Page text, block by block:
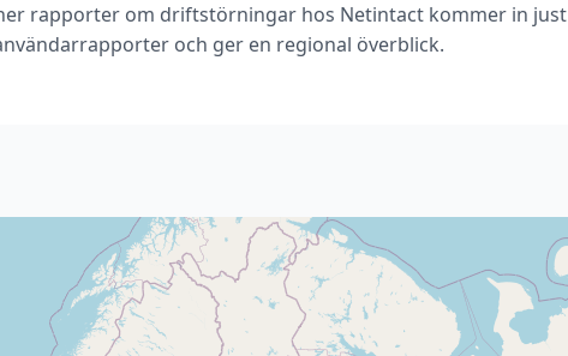
rapporter om driftstörningar hos Netintact kommer in just
och ger en regional överblick.